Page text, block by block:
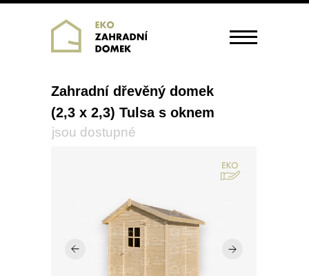
Zahradní dřevěný domek
(2,3 x 2,3) Tulsa s oknem
jsou dostupné